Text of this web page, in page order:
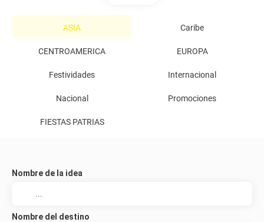
ASIA Caribe
CENTROAMERICA EUROPA
Festividades Internacional
Nacional Promociones
FIESTAS PATRIAS
Nombre de la idea
Nombre del destino